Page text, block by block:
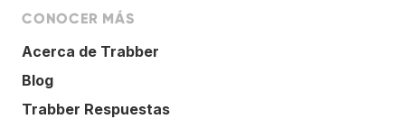
CONOCER MÁS
Acerca de Trabber
Blog
Trabber Respuestas